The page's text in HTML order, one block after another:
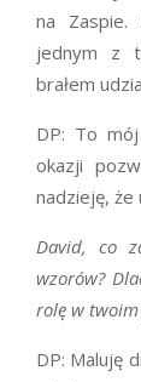
na Zaspie.
jednym z
brałem
DP: To
okazji
nadzieję, że
David, co
wzorów?
rolę w
DP: Maluję